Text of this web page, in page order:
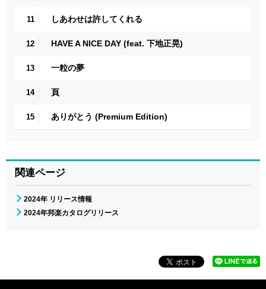
11 しあわせは許してくれる
12 HAVE A NICE DAY (feat. 下地正晃)
13 一粒の夢
14 頁
15 ありがとう (Premium Edition)
関連ページ
2024年 リリース情報
2024年邦楽カタログリリース